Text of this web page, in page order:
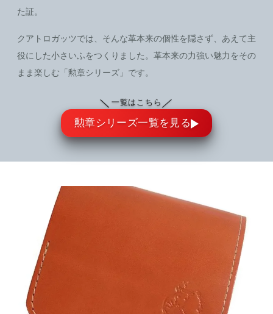
た証。
クアトロガッツでは、そんな革本来の個性を隠さず、あえて主
役にした小さいふをつくりました。革本来の力強い魅力をその
まま楽しむ「勲章シリーズ」です。
＼ 一覧はこちら ／
勲章シリーズ一覧を見る